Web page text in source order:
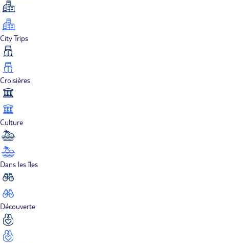
City Trips
Croisières
Culture
Dans les îles
Découverte